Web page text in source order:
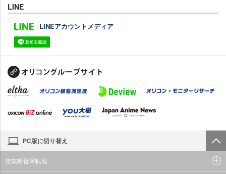
LINE
LINEアカウントメディア
PC版に切り替え
禁無断複写転載